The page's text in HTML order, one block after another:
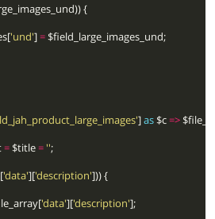
($field_large_images_und)) {
'und'] =
$field_large_images_und;
] as $c =>
= $title ='';
'data']['description'
])) {
'data']['description' ];